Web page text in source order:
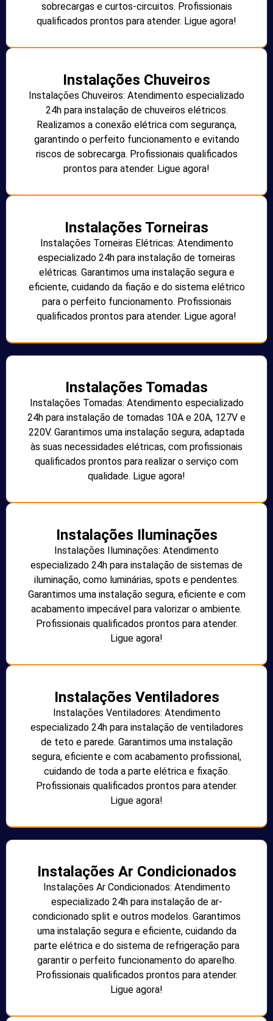
sobrecargas e curtos-circuitos. Profissionais
qualificados prontos para atender. Ligue agora!
Instalações Chuveiros
Instalações Chuveiros: Atendimento especializado
24h para instalação de chuveiros elétricos.
Realizamos a conexão elétrica com segurança,
garantindo o perfeito funcionamento e evitando
riscos de sobrecarga. Profissionais qualificados
prontos para atender. Ligue agora!
Instalações Torneiras
Instalações Torneiras Elétricas: Atendimento
especializado 24h para instalação de torneiras
elétricas. Garantimos uma instalação segura e
eficiente, cuidando da fiação e do sistema elétrico
para o perfeito funcionamento. Profissionais
qualificados prontos para atender. Ligue agora!
Instalações Tomadas
Instalações Tomadas: Atendimento especializado
24h para instalação de tomadas 10A e 20A, 127V e
220V. Garantimos uma instalação segura, adaptada
às suas necessidades elétricas, com profissionais
qualificados prontos para realizar o serviço com
qualidade. Ligue agora!
Instalações Iluminações
Instalações Iluminações: Atendimento
especializado 24h para instalação de sistemas de
iluminação, como luminárias, spots e pendentes.
Garantimos uma instalação segura, eficiente e com
acabamento impecável para valorizar o ambiente.
Profissionais qualificados prontos para atender.
Ligue agora!
Instalações Ventiladores
Instalações Ventiladores: Atendimento
especializado 24h para instalação de ventiladores
de teto e parede. Garantimos uma instalação
segura, eficiente e com acabamento profissional,
cuidando de toda a parte elétrica e fixação.
Profissionais qualificados prontos para atender.
Ligue agora!
Instalações Ar Condicionados
Instalações Ar Condicionados: Atendimento
especializado 24h para instalação de ar-
condicionado split e outros modelos. Garantimos
uma instalação segura e eficiente, cuidando da
parte elétrica e do sistema de refrigeração para
garantir o perfeito funcionamento do aparelho.
Profissionais qualificados prontos para atender.
Ligue agora!